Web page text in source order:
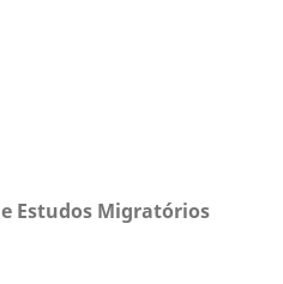
Estudos Migratórios